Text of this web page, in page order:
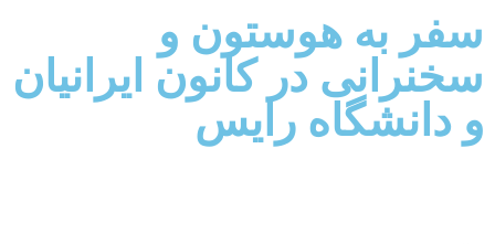
سفر به هوستون و
سخنرانی در کانون ایرانیان
و دانشگاه رایس